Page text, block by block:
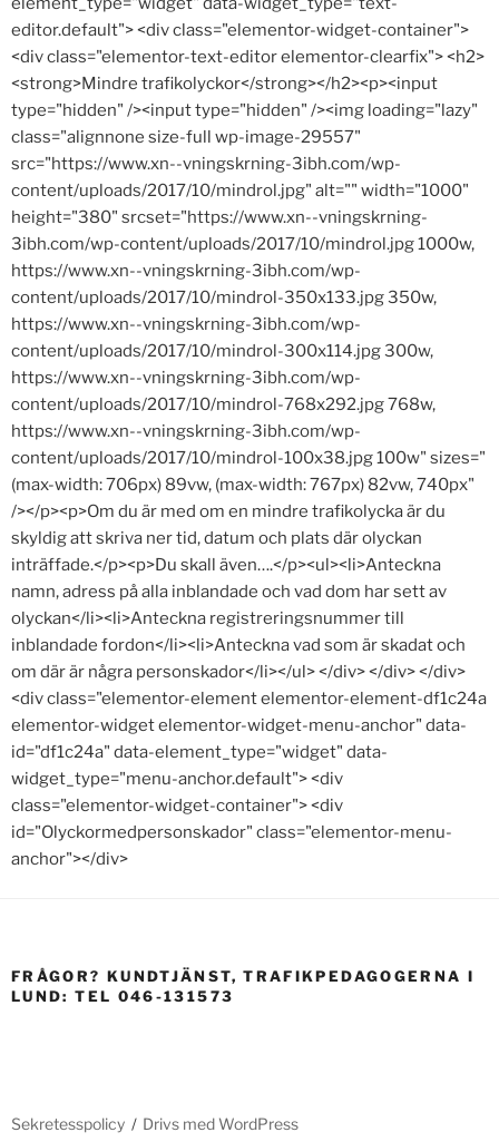
FRÅGOR? KUNDTJÄNST, TRAFIKPEDAGOGERNA I
LUND: TEL 046-131573
Sekretesspolicy Drivs med WordPress